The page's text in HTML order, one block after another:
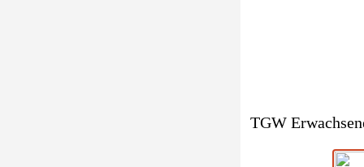
TGW